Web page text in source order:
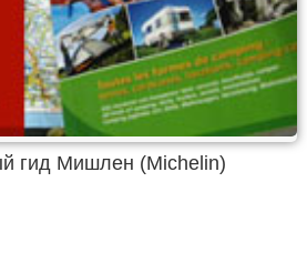
гид Мишлен (Michelin)